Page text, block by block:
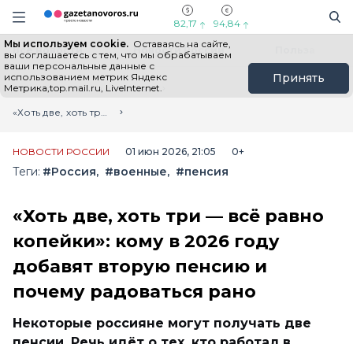
Информационный портал "ГазетаНоворос.ру"
Навигация сайта
82,17 94,84
Мы используем cookie. Оставаясь на сайте,
вы соглашаетесь с тем, что мы обрабатываем
ваши персональные данные с
использованием метрик Яндекс
Метрика,top.mail.ru, LiveInternet.
Принять
Все новости Новости России
Главная
Лента новостей
«Хоть две, хоть три — всё равно копейки»: кому в 2026 году добавят вторую пенсию и почему радоваться рано
НОВОСТИ РОССИИ 01 июн 2026, 21:05 0+
Теги: #Россия #военные #пенсия
«Хоть две, хоть три — всё равно
копейки»: кому в 2026 году
добавят вторую пенсию и
почему радоваться рано
Некоторые россияне могут получать две